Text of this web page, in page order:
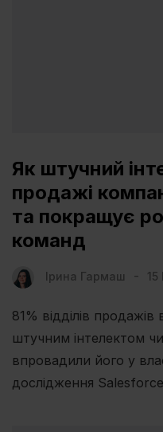
Як штучний
продажі
та покращує
команд
Ірина Гармаш
81% відділів
штучним інтелектом
впровадили його у
дослідження